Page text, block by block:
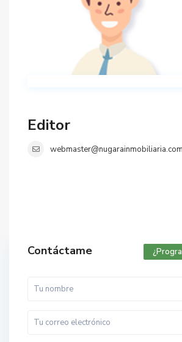
Editor
webmaster@nugarainmobiliaria.com
Contáctame